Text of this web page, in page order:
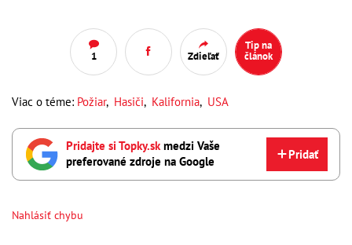
1 Zdieľať
Tip na
článok
Viac o téme: Požiar, Hasiči, Kalifornia, USA
Pridajte si Topky.skmedzi Vaše
preferované zdroje na Google
Pridať
Nahlásiť chybu